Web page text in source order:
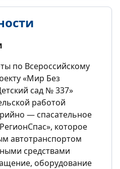
по Всероссийскому
«Мир Без
сад № 337»
работой
— спасательное
которое
автотранспортом
средствами
оборудование